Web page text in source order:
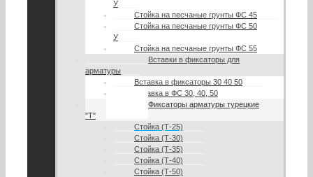
У
Стойка на песчаные грунты ФС 45
Стойка на песчаные грунты ФС 50
У
Стойка на песчаные грунты ФС 55
Вставки в фиксаторы для
арматуры
Вставка в фиксаторы 30 40 50
Вставка в ФС 30, 40, 50
Фиксаторы арматуры турецкие
"Т"
Стойка (Т-25)
Стойка (Т-30)
Стойка (Т-35)
Стойка (Т-40)
Стойка (Т-50)